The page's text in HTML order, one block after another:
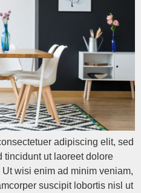
adipiscing elit, sed
tincidunt ut laoreet dolore
wisi enim ad minim veniam,
suscipit lobortis nisl ut